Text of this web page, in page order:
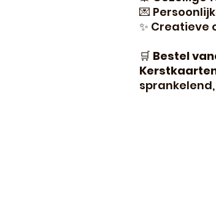
💌
✨ Creatieve
🛒 Bestel